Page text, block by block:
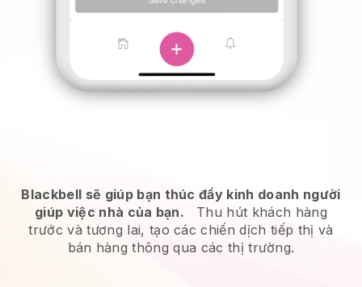
Blackbell sẽ giúp bạn thúc đẩy kinh doanh người
giúp việc nhà của bạn.
Thu hút khách hàng
trước và tương lai, tạo các chiến dịch tiếp thị và
bán hàng thông qua các thị trường.